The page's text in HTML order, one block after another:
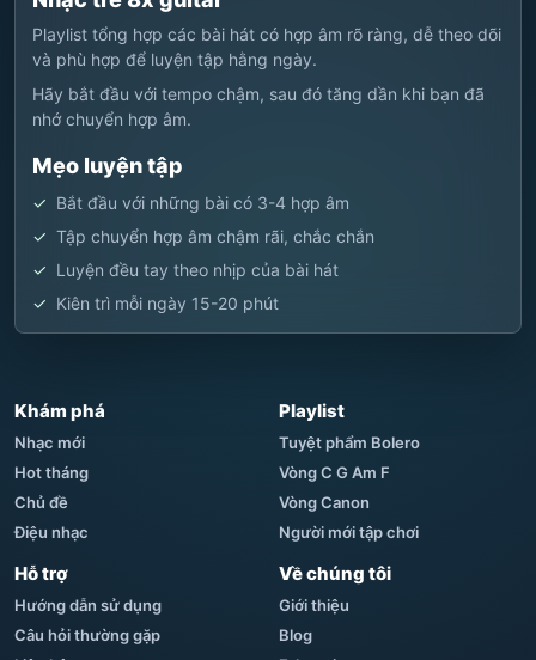
Playlist tổng hợp các bài hát có hợp âm rõ ràng, dễ theo dõi
và phù hợp để luyện tập hằng ngày.
Hãy bắt đầu với tempo chậm, sau đó tăng dần khi bạn đã
nhớ chuyển hợp âm.
Mẹo luyện tập
Bắt đầu với những bài có 3-4 hợp âm
Tập chuyển hợp âm chậm rãi, chắc chắn
Luyện đều tay theo nhịp của bài hát
Kiên trì mỗi ngày 15-20 phút
Khám phá
Nhạc mới
Hot tháng
Chủ đề
Điệu nhạc
Playlist
Tuyệt phẩm Bolero
Vòng C G Am F
Vòng Canon
Người mới tập chơi
Hỗ trợ
Hướng dẫn sử dụng
Câu hỏi thường gặp
Về chúng tôi
Giới thiệu
Blog